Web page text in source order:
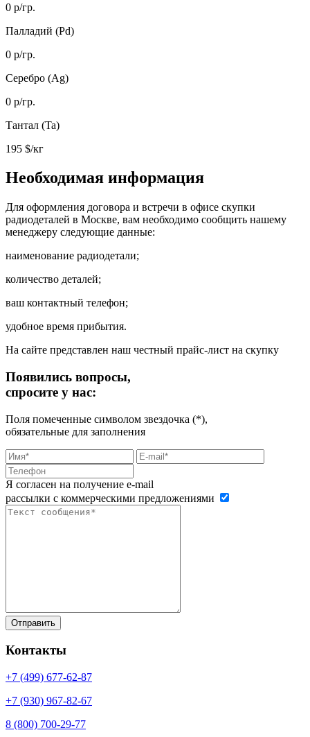
0 р/гр.
Палладий (Pd)
0 р/гр.
Серебро (Ag)
0 р/гр.
Тантал (Ta)
195 $/кг
Необходимая информация
Для оформления договора и встречи в офисе скупки
радиодеталей в Москве, вам необходимо сообщить нашему
менеджеру следующие данные:
наименование радиодетали;
количество деталей;
ваш контактный телефон;
удобное время прибытия.
На сайте представлен наш честный прайс-лист на скупку
Появились вопросы,
спросите у нас:
Поля помеченные символом звездочка (*),
обязательные для заполнения
Я согласен на получение e-mail
рассылки с коммерческими предложениями
Контакты
+7 (499) 677-62-87
+7 (930) 967-82-67
8 (800) 700-29-77